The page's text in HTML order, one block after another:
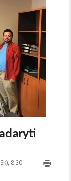
8:30 2022-10-